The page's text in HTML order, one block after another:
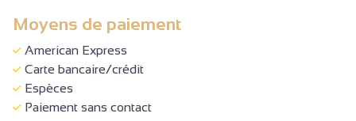
Moyens de paiement
American Express
Carte bancaire/crédit
Espèces
Paiement sans contact